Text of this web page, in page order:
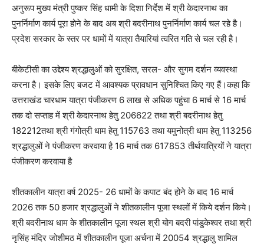
अनुरूप मुख्य मंत्री पुष्कर सिंह धामी के दिशा निर्देश में श्री केदारनाथ का
पुनर्निर्माण कार्य पूरा होने के बाद अब श्री बदरीनाथ पुनर्निर्माण कार्य चल रहे है।
प्रदेश सरकार के स्तर पर धामों में यात्रा तैयारियां त्वरित गति से चल रही है।
बीकेटीसी का उद्देश्य श्रद्धालुओं को सुरक्षित, सरल- और सुगम दर्शन व्यवस्था
करना है। इसके लिए बजट में आवश्यक प्रावधान सुनिश्चित किए गए हैं।कहा कि
उत्तराखंड चारधाम यात्रा पंजीकरण 6 लाख से अधिक पहुंचा 6 मार्च से 16 मार्च
तक दो सप्ताह में श्री केदारनाथ हेतु 206622 तथा श्री बदरीनाथ हेतु
182212तथा श्री गंगोत्री धाम हेतु 115763 तथा यमुनोत्री धाम हेतु 113256
श्रद्धालुओं ने पंजीकरण करवाया है 16 मार्च तक 617853 तीर्थयात्रियों ने यात्रा
पंजीकरण करवाया है‌
शीतकालीन यात्रा वर्ष 2025- 26 धामों के कपाट बंद होने के बाद 16 मार्च
2026 तक 50 हजार श्रद्धालुओं ने शीतकालीन पूजा स्थलों में किये दर्शन किये।
श्री बदरीनाथ धाम के शीतकालीन पूजा स्थल श्री योग बदरी पांडुकेश्वर तथा श्री
नृसिंह मंदिर जोशीमठ में शीतकालीन पूजा अर्चना में 20054 श्रद्धालु शामिल